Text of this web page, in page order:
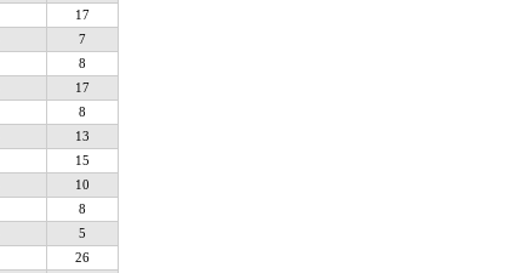
17
7
8
17
8
13
15
10
8
5
26